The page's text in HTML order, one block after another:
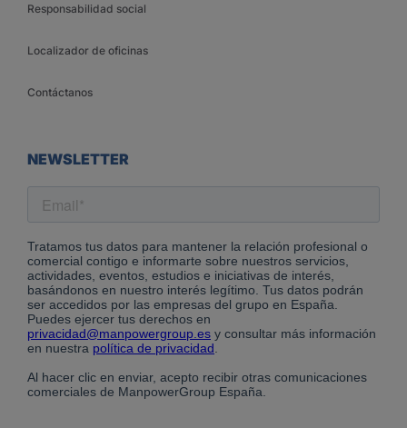
Responsabilidad social
Localizador de oficinas
Contáctanos
NEWSLETTER